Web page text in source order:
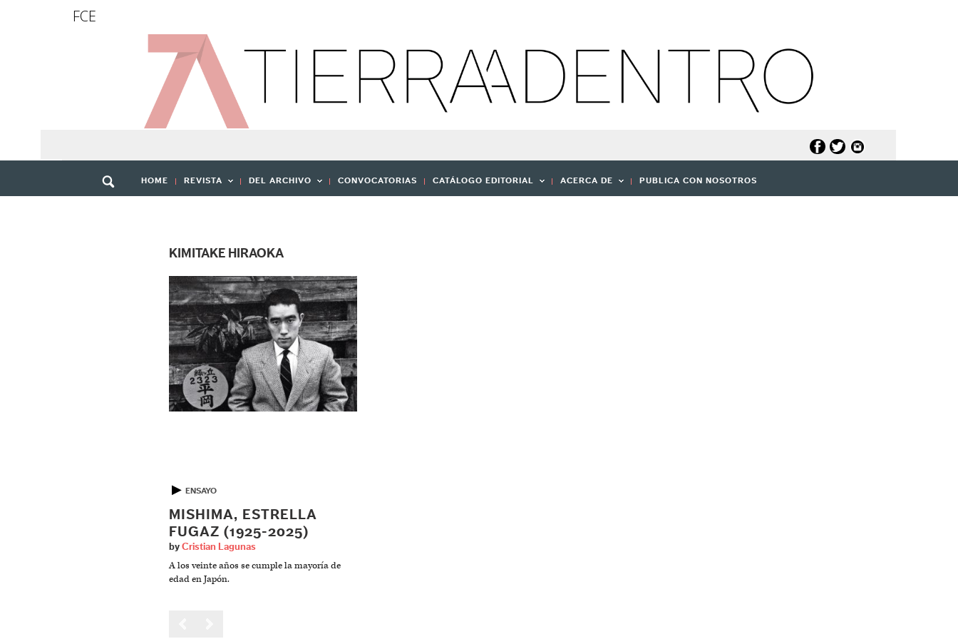
FCE
HOME REVISTA DEL ARCHIVO CONVOCATORIAS CATÁLOGO EDITORIAL ACERCA DE PUBLICA CON NOSOTROS
KIMITAKE HIRAOKA
▶ ENSAYO
MISHIMA, ESTRELLA
FUGAZ (1925-2025)
by Cristian Lagunas
A los veinte años se cumple la mayoría de
edad en Japón.